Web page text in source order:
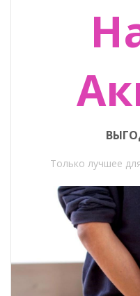
Только лучшее